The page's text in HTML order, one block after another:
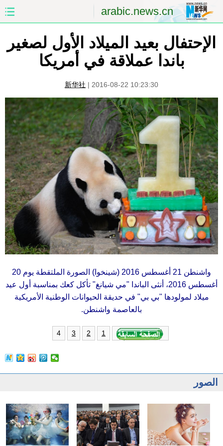
arabic.news.cn
الصفحة الأولى
الشرق الأوسط العالم
الاقتصاد
العلوم والصحة الثقافة والتعليم
الرياضة السياحة والبيئة
مؤتمر صحفى للخارجية
الإحتفال بعيد الميلاد الأول لصغير
باندا عملاقة في أمريكا
新华社 | 2016-08-22 10:23:30
واشنطن 21 أغسطس 2016 (شينخوا) الصورة الملتقطة يوم 20
أغسطس 2016، أنثى الباندا "مي شيانغ" تأكل كعك بمناسبة أول عيد
ميلاد لمولودها "بي بي" في حديقة الحيوانات الوطنية الأمريكية
بالعاصمة واشنطن.
1
2
3
4
الصور